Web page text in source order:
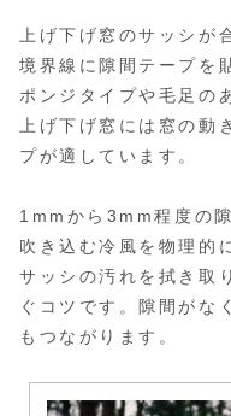
上げ下げ窓のサッシが
境界線に隙間テープを
ポンジタイプや毛足の
上げ下げ窓には窓の動
プが適しています。
1mmから3mm程度の
吹き込む冷風を物理的
サッシの汚れを拭き取
ぐコツです。隙間がな
もつながります。